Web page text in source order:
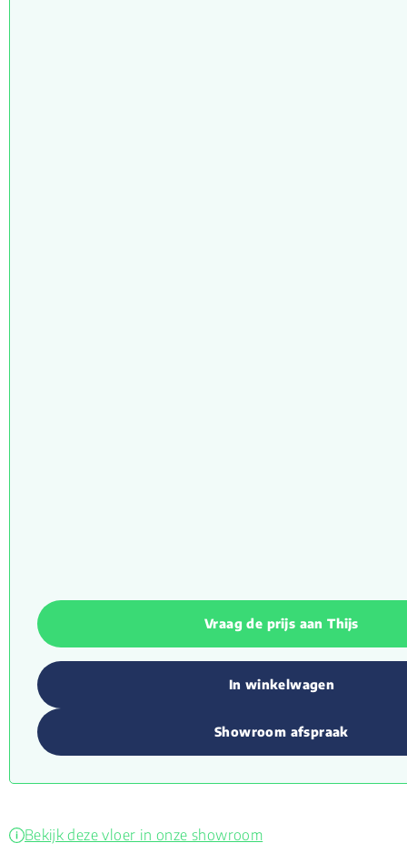
Vraag de prijs aan Thijs
In winkelwagen
Showroom afspraak
Bekijk deze vloer in onze showroom